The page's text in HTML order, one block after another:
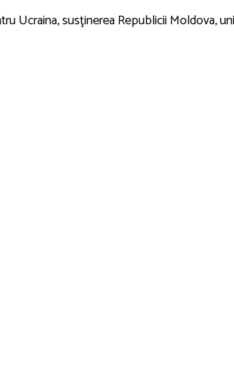
Ucraina, susţinerea Republicii Moldova,